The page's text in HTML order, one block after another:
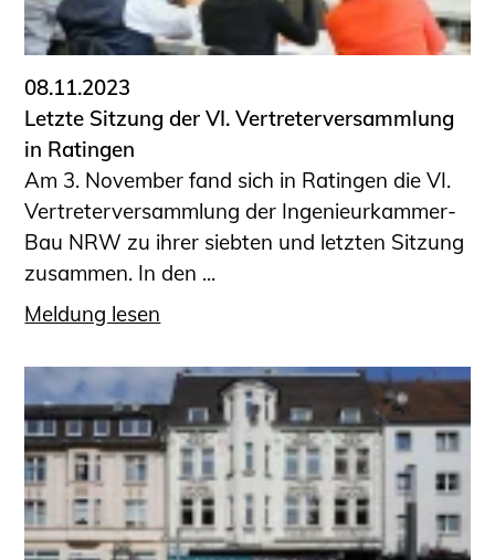
08.11.2023
Letzte Sitzung der VI. Vertreterversammlung
in Ratingen
Am 3. November fand sich in Ratingen die VI.
Vertreterversammlung der Ingenieurkammer-
Bau NRW zu ihrer siebten und letzten Sitzung
zusammen. In den ...
Meldung lesen